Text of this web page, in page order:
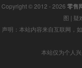
Copyright © 2012 - 2026 零售
图 | 疑
声明：本站内容来自互联网，
本站仅为个人